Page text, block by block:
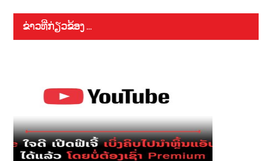
ຂ່າວທີ່ກ່ຽວຂ້ອງ ...